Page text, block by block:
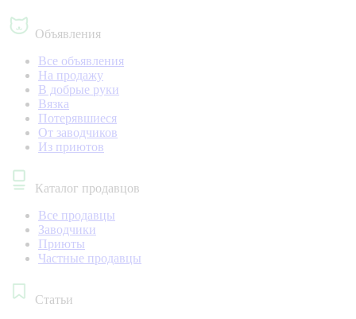
Объявления
Все объявления
На продажу
В добрые руки
Вязка
Потерявшиеся
От заводчиков
Из приютов
Каталог продавцов
Все продавцы
Заводчики
Приюты
Частные продавцы
Статьи